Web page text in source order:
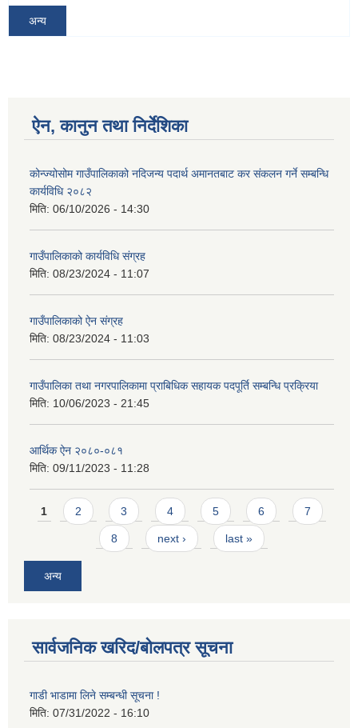
अन्य
ऐन, कानुन तथा निर्देशिका
कोन्ज्योसोम गाउँपालिकाको नदिजन्य पदार्थ अमानतबाट कर संकलन गर्ने सम्बन्धि
कार्यविधि २०८२
मिति: 06/10/2026 - 14:30
गाउँपालिकाको कार्यविधि संग्रह
मिति: 08/23/2024 - 11:07
गाउँपालिकाको ऐन संग्रह
मिति: 08/23/2024 - 11:03
गाउँपालिका तथा नगरपालिकामा प्राबिधिक सहायक पदपूर्ति सम्बन्धि प्रक्रिया
मिति: 10/06/2023 - 21:45
आर्थिक ऐन २०८०-०८१
मिति: 09/11/2023 - 11:28
Pages
1 2 3 4 5 6 7
8 next › last »
अन्य
सार्वजनिक खरिद/बोलपत्र सूचना
गाडी भाडामा लिने सम्बन्धी सूचना !
मिति: 07/31/2022 - 16:10